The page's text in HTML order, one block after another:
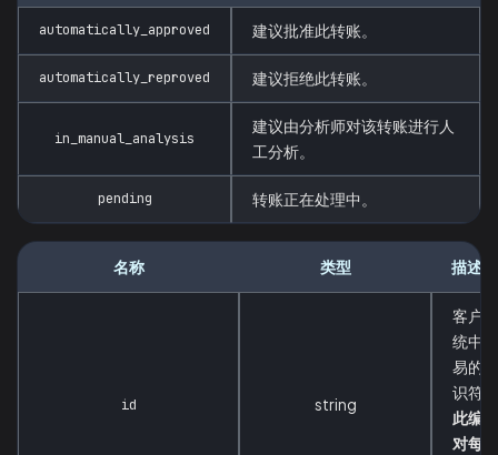
automatically_approved 建议批准此转账。
automatically_reproved 建议拒绝此转账。
in_manual_analysis
建议由分析师对该转账进行人
工分析。
pending 转账正在处理中。
名称 类型 描述
id string
客户系
统中交
易的标
识符。
此编号
对每笔